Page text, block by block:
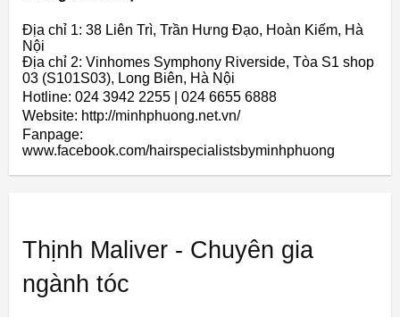
Địa chỉ 1: 38 Liên Trì, Trần Hưng Đạo, Hoàn Kiếm, Hà
Nội
Địa chỉ 2: Vinhomes Symphony Riverside, Tòa S1 shop
03 (S101S03), Long Biên, Hà Nội
Hotline: 024 3942 2255 | 024 6655 6888
Website: http://minhphuong.net.vn/
Fanpage:
www.facebook.com/hairspecialistsbyminhphuong
Thịnh Maliver - Chuyên gia
ngành tóc